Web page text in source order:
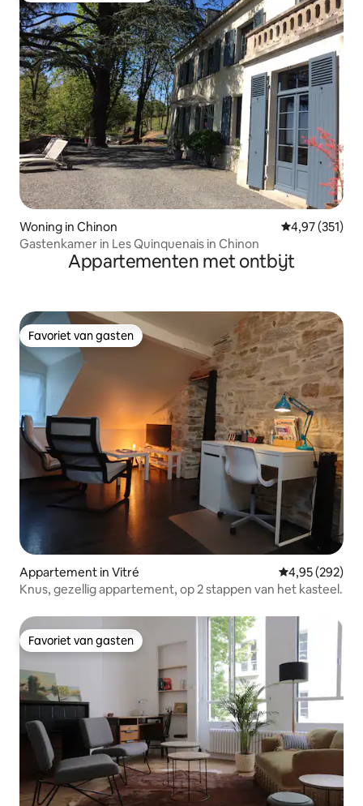
Woning in Chinon Gemiddelde
4,97 (351)
Gastenkamer in Les Quinquenais in Chinon
Appartementen met ontbijt
Favoriet van gasten
Favoriet van gasten
Appartement in Vitré Gemiddelde
4,95 (292)
Knus, gezellig appartement, op 2 stappen van het kasteel.
Favoriet van gasten
Favoriet van gasten